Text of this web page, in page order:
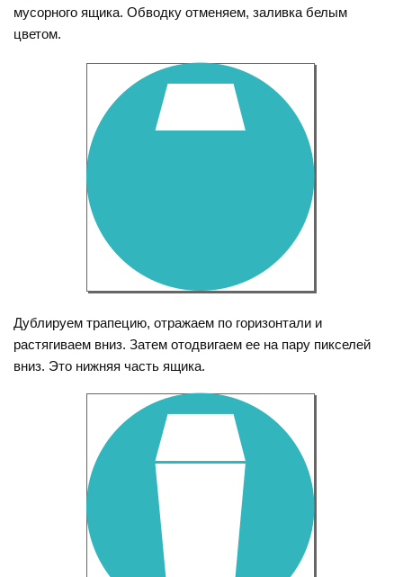
мусорного ящика. Обводку отменяем, заливка белым
цветом.
Дублируем трапецию, отражаем по горизонтали и
растягиваем вниз. Затем отодвигаем ее на пару пикселей
вниз. Это нижняя часть ящика.